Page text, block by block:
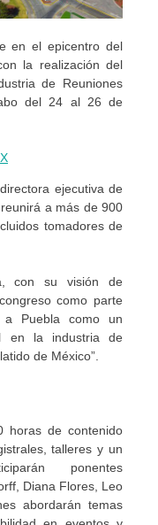
en el epicentro del
la realización del
de Reuniones
del 24 al 26 de
ejecutiva de
a más de 900
tomadores de
con su visión de
como parte
Puebla como un
en la industria de
de México”.
horas de contenido
talleres y un
ponentes
Diana Flores, Leo
abordarán temas